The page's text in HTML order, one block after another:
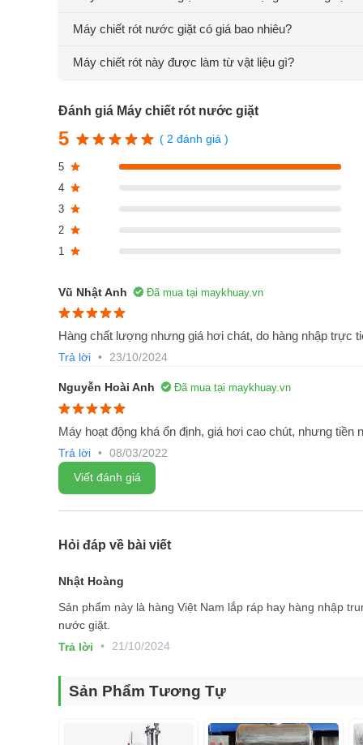
Máy chiết rót nước giặt là gì?
lại khả năng súc rửa, chiết rót và cả đóng xiết nắp thành
với nước giặt: hóa chất, mỹ phẩm, dầu nhớt, nước,…
Nhìn chung về hiệu quả mang lại thì đây là một dây
thế nhiều doanh nghiệp có thể tiết kiệm nhiều nhân công
kiệm được thời gian làm việc những công suất làm việc
Đặc điểm của máy chiết rót
Đầu chiết của máy được thiết kế một cách đặc biệt,
Máy chiết rót nước giặt có giá bao nhiêu?
Máy chiết rót này được làm từ vật liệu gì?
Đánh giá Máy chiết rót nước giặt
5 ( 2 đánh giá )
5
4
3
2
1
Vũ Nhật Anh Đã mua tại maykhuay.vn
Hàng chất lượng nhưng giá hơi chát, do hàng nhập trực
Trả lời • 23/10/2024
Nguyễn Hoài Anh Đã mua tại maykhuay.vn
Máy hoạt động khá ổn định, giá hơi cao chút, nhưng tiền
Trả lời • 08/03/2022
Viết đánh giá
Hỏi đáp về bài viết
Nhật Hoàng
Sản phẩm này là hàng Việt Nam lắp ráp hay hàng nhập
nước giặt.
Trả lời
• 21/10/2024
Sản Phẩm Tương Tự